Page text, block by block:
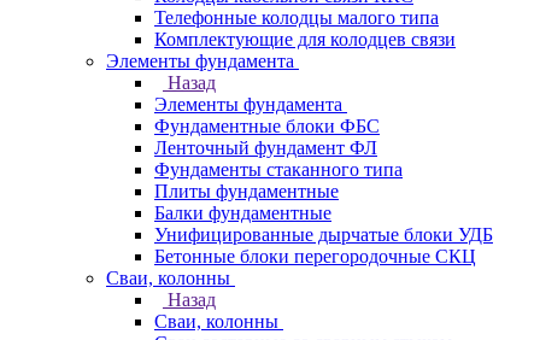
Телефонные колодцы малого типа
Комплектующие для колодцев связи
Элементы фундамента
Назад
Элементы фундамента
Фундаментные блоки ФБС
Ленточный фундамент ФЛ
Фундаменты стаканного типа
Плиты фундаментные
Балки фундаментные
Унифицированные дырчатые блоки УДБ
Бетонные блоки перегородочные СКЦ
Сваи, колонны
Назад
Сваи, колонны